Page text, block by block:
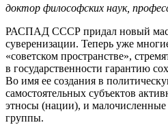
доктор философских наук,
РАСПАД СССР придал новый
суверенизации. Теперь уже
«советском пространстве»,
в государственности гарантию
Во имя ее создания в
самостоятельных субъектов
этносы (нации), и
группы.